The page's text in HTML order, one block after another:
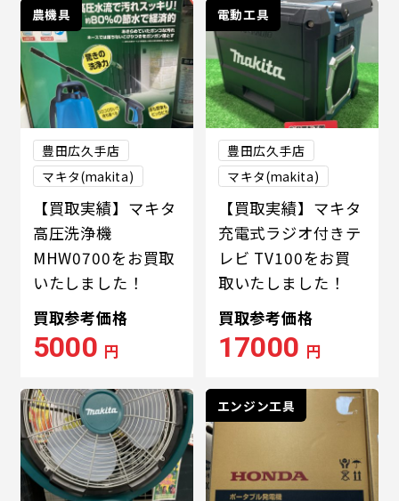
農機具
豊田広久手店
マキタ(makita)
【買取実績】マキタ
高圧洗浄機
MHW0700をお買取
いたしました！
買取参考価格
5000 円
電動工具
豊田広久手店
マキタ(makita)
【買取実績】マキタ
充電式ラジオ付きテ
レビ TV100をお買
取いたしました！
買取参考価格
17000 円
エンジン工具